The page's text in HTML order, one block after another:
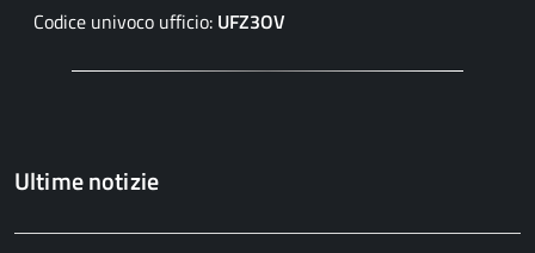
Codice univoco ufficio: UFZ3OV
Ultime notizie